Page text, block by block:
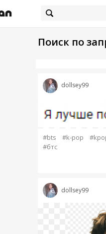
Поиск по
dollsey99
#bts #k-pop
#бтс
dollsey99